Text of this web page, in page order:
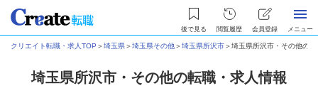
後で見る 閲覧履歴 会員登録 メニュー
クリエイト転職・求人TOP ＞埼玉県＞埼玉県その他＞埼玉県所沢市＞埼玉県所沢市・その他の
埼玉県所沢市・その他の転職・求人情報